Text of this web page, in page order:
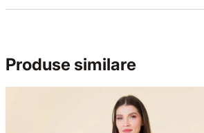
Produse similare